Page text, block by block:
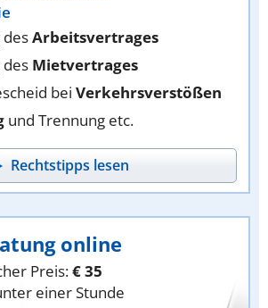
desArbeitsvertrages
des Mietvertrages
bei Verkehrsverstößen
und Trennung etc.
Rechtstipps lesen
online
Preis:€ 35
einer Stunde